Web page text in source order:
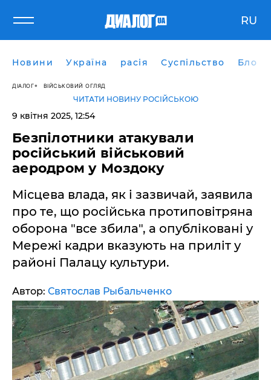
RU
Новини Україна расія Суспільство Блоги
ДІАЛОГ ВІЙСЬКОВИЙ ОГЛЯД
ЧИТАТИ НОВИНУ РОСІЙСЬКОЮ
9 квітня 2025, 12:54
Безпілотники атакували
російський військовий
аеродром у Моздоку
Місцева влада, як і зазвичай, заявила
про те, що російська протиповітряна
оборона "все збила", а опубліковані у
Мережі кадри вказують на приліт у
районі Палацу культури.
Автор: Святослав Рыбальченко